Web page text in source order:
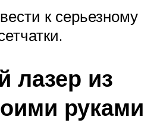
к серьезному
лазер из
руками